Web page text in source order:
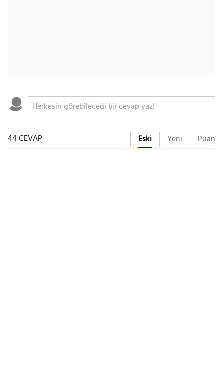
44 CEVAP Eski Yeni Puan